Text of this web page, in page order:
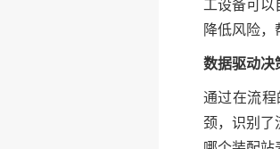
工设备可以
降低风险，
数据驱动决
通过在流
颈，识别了